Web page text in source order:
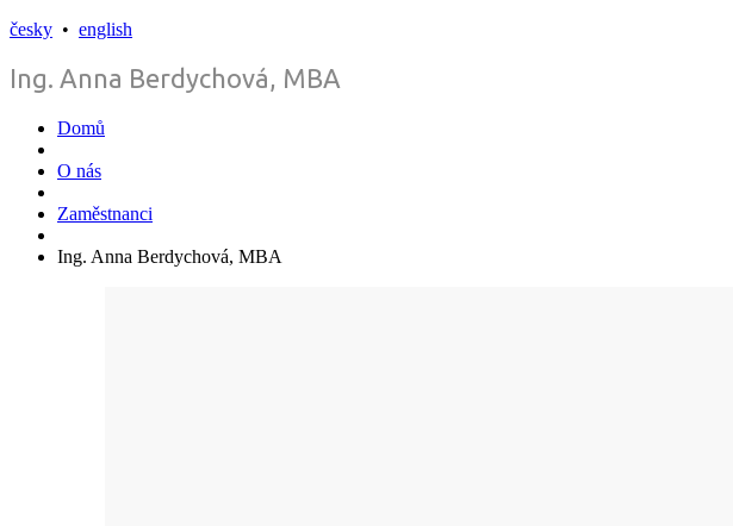
česky • english
Ing. Anna Berdychová, MBA
Domů
O nás
Zaměstnanci
Ing. Anna Berdychová, MBA